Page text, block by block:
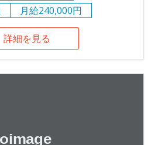
月給240,000円
詳細を見る